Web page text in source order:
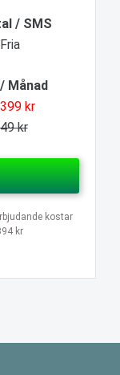
/ SMS
Fria
Månad
kr
kr
kostar
kr